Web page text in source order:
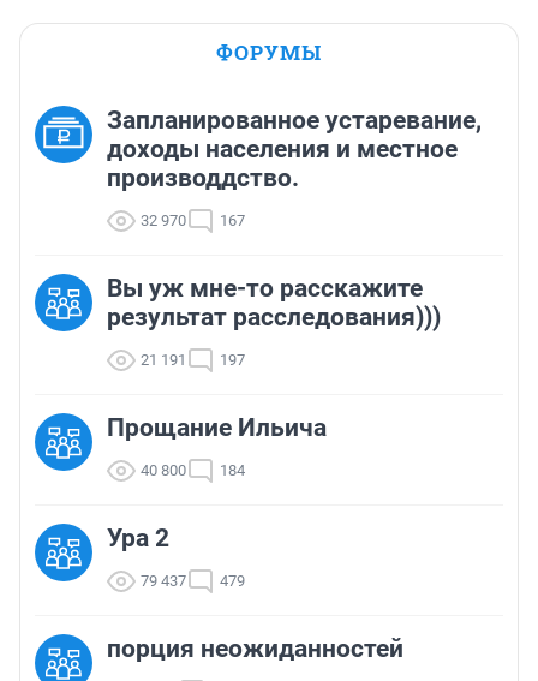
ФОРУМЫ
Запланированное устаревание,
доходы населения и местное
производдство.
32 970 167
Вы уж мне-то расскажите
результат расследования)))
21 191 197
Прощание Ильича
40 800 184
Ура 2
79 437 479
порция неожиданностей